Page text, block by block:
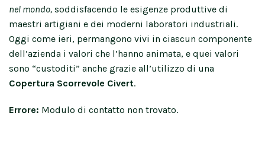
nel mondo, soddisfacendo le esigenze produttive di
maestri artigiani e dei moderni laboratori industriali.
Oggi come ieri, permangono vivi in ciascun componente
dell’azienda i valori che l’hanno animata, e quei valori
sono “custoditi” anche grazie all’utilizzo di una
Copertura Scorrevole Civert.
Errore: Modulo di contatto non trovato.